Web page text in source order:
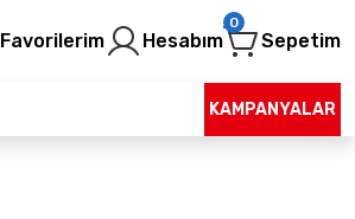
Favorilerim Hesabım Sepetim
0
KAMPANYALAR